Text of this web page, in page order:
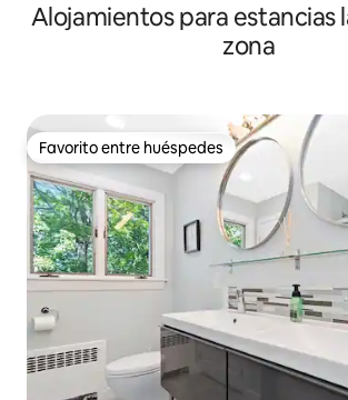
Alojamientos para estancias
zona
Favorito entre huéspedes
Favorito entre huéspedes